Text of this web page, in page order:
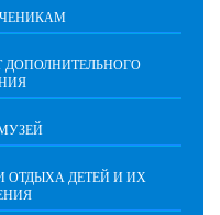
ДОПОЛНИТЕЛЬНОГО
ОТДЫХА ДЕТЕЙ И ИХ